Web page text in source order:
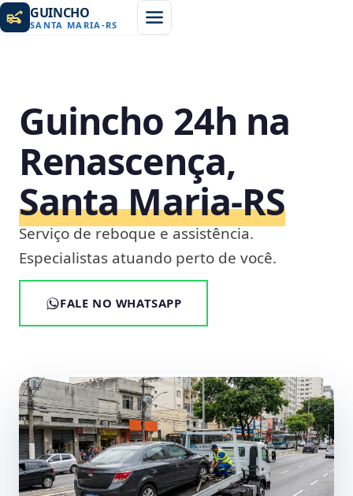
GUINCHO
SANTA MARIA -RS
Guincho 24h na
Renascença,
Santa Maria‑RS
Serviço de reboque e assistência.
Especialistas atuando perto de você.
FALE NO WHATSAPP